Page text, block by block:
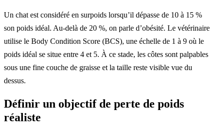
Un chat est considéré en surpoids lorsqu’il dépasse de 10 à 15 %
son poids idéal. Au-delà de 20 %, on parle d’obésité. Le vétérinaire
utilise le Body Condition Score (BCS), une échelle de 1 à 9 où le
poids idéal se situe entre 4 et 5. À ce stade, les côtes sont palpables
sous une fine couche de graisse et la taille reste visible vue du
dessus.
Définir un objectif de perte de poids
réaliste